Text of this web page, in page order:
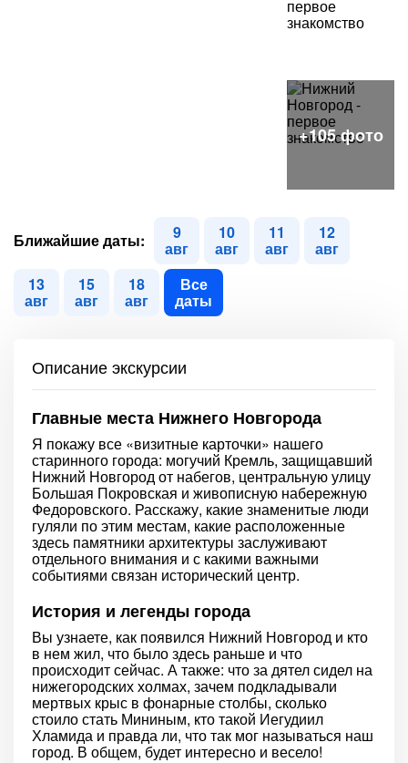
Ближайшие даты: 9
авг
10
авг
11
авг
12
авг
13
авг
15
авг
18
авг
Все
даты
Описание экскурсии
Главные места Нижнего Новгорода
Я покажу все «визитные карточки» нашего
старинного города: могучий Кремль, защищавший
Нижний Новгород от набегов, центральную улицу
Большая Покровская и живописную набережную
Федоровского. Расскажу, какие знаменитые люди
гуляли по этим местам, какие расположенные
здесь памятники архитектуры заслуживают
отдельного внимания и с какими важными
событиями связан исторический центр.
История и легенды города
Вы узнаете, как появился Нижний Новгород и кто
в нем жил, что было здесь раньше и что
происходит сейчас. А также: что за дятел сидел на
нижегородских холмах, зачем подкладывали
мертвых крыс в фонарные столбы, сколько
стоило стать Мининым, кто такой Иегудиил
Хламида и правда ли, что так мог называться наш
город. В общем, будет интересно и весело!